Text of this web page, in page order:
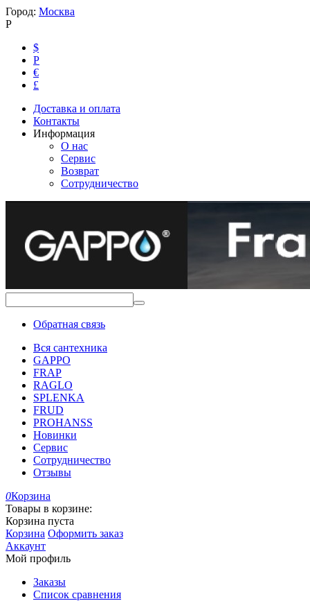
Город: Москва
Р
$
Р
€
£
Доставка и оплата
Контакты
Информация
О нас
Сервис
Возврат
Сотрудничество
Обратная связь
Вся сантехника
GAPPO
FRAP
RAGLO
SPLENKA
FRUD
PROHANSS
Новинки
Сервис
Сотрудничество
Отзывы
0Корзина
Товары в корзине:
Корзина пуста
Корзина Оформить заказ
Аккаунт
Мой профиль
Заказы
Список сравнения